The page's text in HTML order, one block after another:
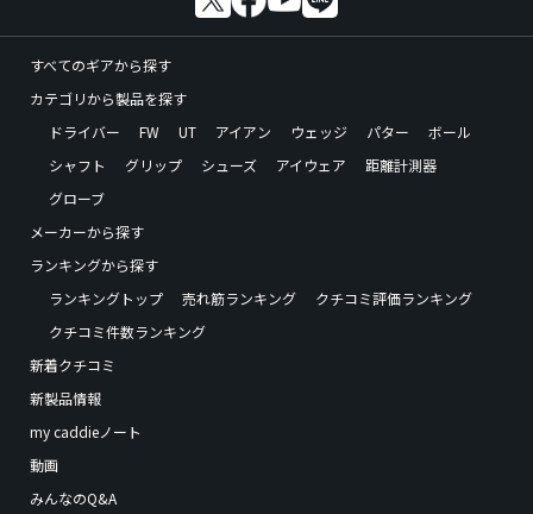
すべてのギアから探す
カテゴリから製品を探す
ドライバー
FW UT アイアン ウェッジ パター
ボール
シャフト
グリップ シューズ アイウェア
距離計測器
グローブ
メーカーから探す
ランキングから探す
ランキングトップ
売れ筋ランキング
クチコミ評価ランキング
クチコミ件数ランキング
新着クチコミ
新製品情報
my caddieノート
動画
みんなのQ&A